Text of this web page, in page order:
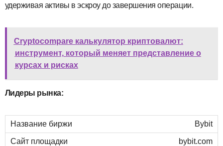
удерживая активы в эскроу до завершения операции.
Cryptocompare калькулятор криптовалют:
инструмент, который меняет представление о
курсах и рисках
Лидеры рынка:
Bybit
bybit.com